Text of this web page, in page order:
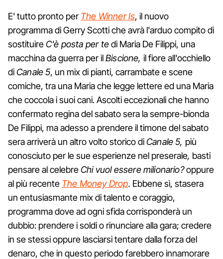
E' tutto pronto per The Winner Is, il nuovo
programma di Gerry Scotti che avrà l'arduo compito di
sostituireC'è posta per tedi Maria De Filippi, una
macchina da guerra per ilBiscione, il fiore all'occhiello
diCanale 5, un mix di pianti, carrambate e scene
comiche, tra una Maria che legge lettere ed una Maria
che coccola i suoi cani. Ascolti eccezionali che hanno
confermato regina del sabato sera la sempre-bionda
De Filippi, ma adesso a prendere il timone del sabato
sera arriverà un altro volto storico diCanale 5, più
conosciuto per le sue esperienze nel preserale, basti
pensare al celebreChi vuol essere milionario?oppure
al più recente The Money Drop. Ebbene sì, stasera
un entusiasmante mix di talento e coraggio,
programma dove ad ogni sfida corrisponderà un
dubbio: prendere i soldi o rinunciare alla gara; credere
in se stessi oppure lasciarsi tentare dalla forza del
denaro, che in questo periodo farebbero innamorare